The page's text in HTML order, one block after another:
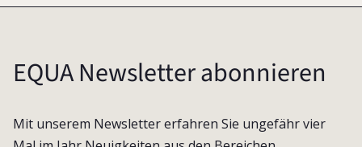
EQUA Newsletter abonnieren
Mit unserem Newsletter erfahren Sie ungefähr vier